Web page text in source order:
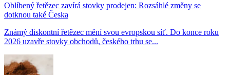
Oblíbený řetězec zavírá stovky prodejen: Rozsáhlé změny se
dotknou také Česka
Známý diskontní řetězec mění svou evropskou síť. Do konce roku
2026 uzavře stovky obchodů, českého trhu se...